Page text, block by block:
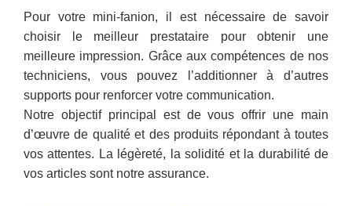
Pour votre mini-fanion, il est nécessaire de savoir
choisir le meilleur prestataire pour obtenir une
meilleure impression. Grâce aux compétences de nos
techniciens, vous pouvez l’additionner à d’autres
supports pour renforcer votre communication.
Notre objectif principal est de vous offrir une main
d’œuvre de qualité et des produits répondant à toutes
vos attentes. La légèreté, la solidité et la durabilité de
vos articles sont notre assurance.